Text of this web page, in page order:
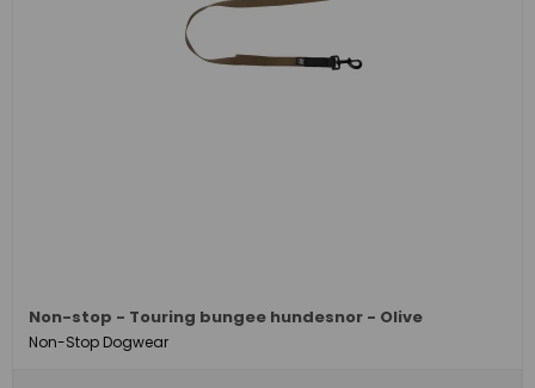
Non-stop - Touring bungee hundesnor - Olive
Non-Stop Dogwear